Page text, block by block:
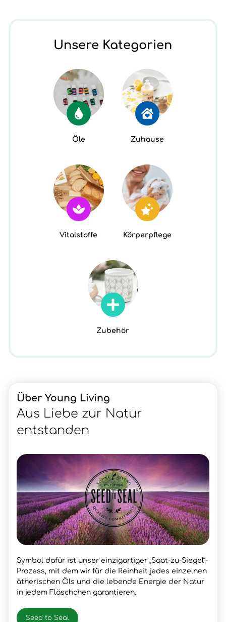
Unsere Kategorien
Öle Zuhause
Vitalstoffe Körperpflege
Zubehör
Über Young Living
Aus Liebe zur Natur
entstanden
Symbol dafür ist unser einzigartiger „Saat-zu-Siegel“-
Prozess, mit dem wir für die Reinheit jedes einzelnen
ätherischen Öls und die lebende Energie der Natur
in jedem Fläschchen garantieren.
Seed to Seal